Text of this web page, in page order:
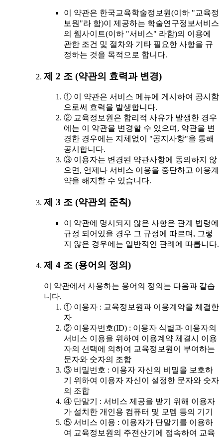
이 약관은 한국교육학술정보원(이하 "교육정
보원"라 함)이 제공하는 학술연구정보서비스
의 웹사이트(이하 "서비스" 라함)의 이용에
관한 조건 및 절차와 기타 필요한 사항을 규
정하는 것을 목적으로 합니다.
제 2 조 (약관의 효력과 변경)
① 이 약관은 서비스 메뉴에 게시하여 공시함
으로써 효력을 발생합니다.
② 교육정보원은 합리적 사유가 발생한 경우
에는 이 약관을 변경할 수 있으며, 약관을 변
경한 경우에는 지체없이 "공지사항"을 통해
공시합니다.
③ 이용자는 변경된 약관사항에 동의하지 않
으면, 언제나 서비스 이용을 중단하고 이용계
약을 해지할 수 있습니다.
제 3 조 (약관외 준칙)
이 약관에 명시되지 않은 사항은 관계 법령에
규정 되어있을 경우 그 규정에 따르며, 그렇
지 않은 경우에는 일반적인 관례에 따릅니다.
제 4 조 (용어의 정의)
이 약관에서 사용하는 용어의 정의는 다음과 같습
니다.
① 이용자 : 교육정보원과 이용계약을 체결한
자
② 이용자번호(ID) : 이용자 식별과 이용자의
서비스 이용을 위하여 이용계약 체결시 이용
자의 선택에 의하여 교육정보원이 부여하는
문자와 숫자의 조합
③ 비밀번호 : 이용자 자신의 비밀을 보호하
기 위하여 이용자 자신이 설정한 문자와 숫자
의 조합
④ 단말기 : 서비스 제공을 받기 위해 이용자
가 설치한 개인용 컴퓨터 및 모뎀 등의 기기
⑤ 서비스 이용 : 이용자가 단말기를 이용하
여 교육정보원의 주전산기에 접속하여 교육